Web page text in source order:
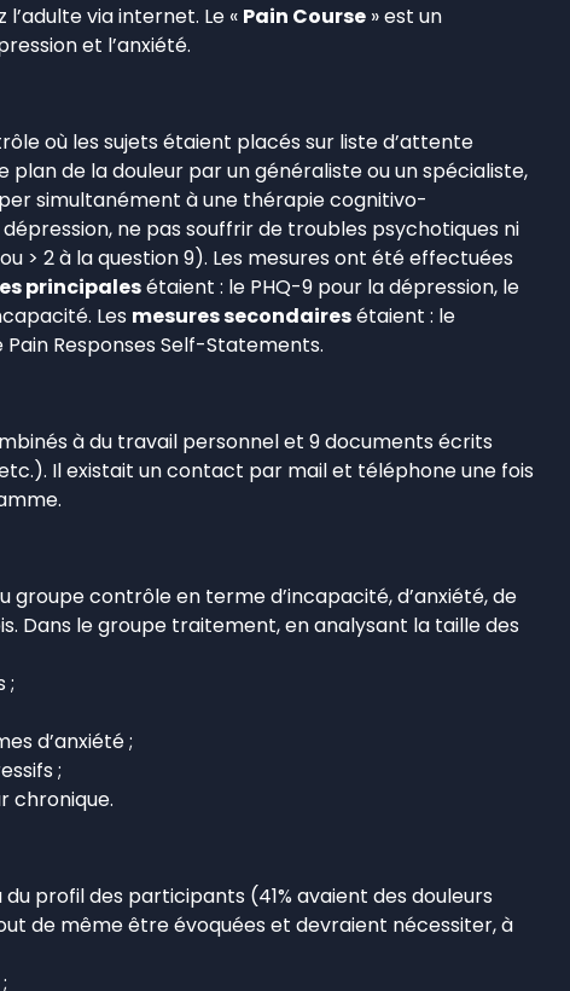
via internet. Le « Pain Course » est un
et l’anxiété.
où les sujets étaient placés sur liste d’attente
plan de la douleur par un généraliste ou un spécialiste,
simultanément à une thérapie cognitivo-
ne pas souffrir de troubles psychotiques ni
> 2 à la question 9). Les mesures ont été effectuées
principalesétaient : le PHQ-9 pour la dépression, le
Les mesures secondairesétaient : le
Responses Self-Statements.
à du travail personnel et 9 documents écrits
Il existait un contact par mail et téléphone une fois
contrôle en terme d’incapacité, d’anxiété, de
Dans le groupe traitement, en analysant la taille des
;
d’anxiété ;
;
chronique.
profil des participants (41% avaient des douleurs
de même être évoquées et devraient nécessiter, à